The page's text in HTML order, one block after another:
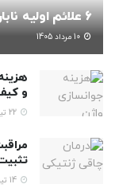
6 علائم اولیه ناباروری که نباید نادیده بگیرید
و